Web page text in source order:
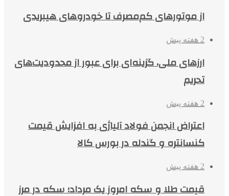
از موتورهای کم‌مصرف تا خودروهای هیبریدی
2 هفته پیش
ارزهای ملی، گزینه‌ای برای عبور از محدودیت‌های
تحریم
2 هفته پیش
اعتراض انجمن فولاد آلیاژی به افزایش قیمت
کنسانتره و گندله در بورس کالا
2 هفته پیش
قیمت طلا و سکه امروز یک مرداد؛ سکه در مرز